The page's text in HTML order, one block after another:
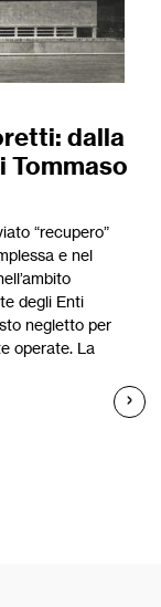
dalla
Tommaso
“recupero”
e nel
degli Enti
negletto per
operate. La